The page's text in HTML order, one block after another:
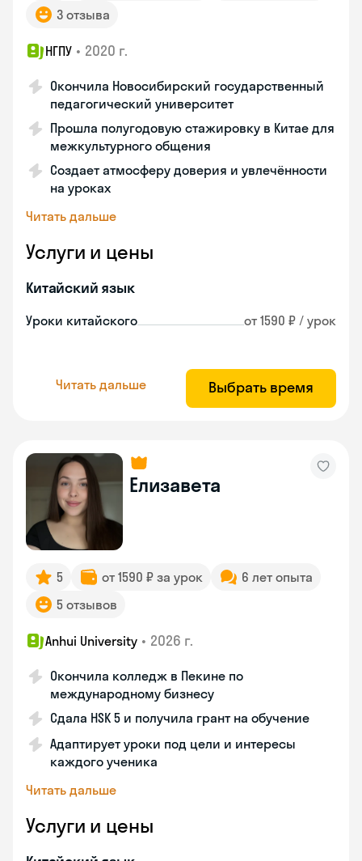
3 отзыва
НГПУ • 2020 г.
Окончила Новосибирский государственный
педагогический университет
Прошла полугодовую стажировку в Китае для
межкультурного общения
Создает атмосферу доверия и увлечённости
на уроках
Читать дальше
Услуги и цены
Китайский язык
Уроки китайского от 1590 ₽ / урок
Читать дальше Выбрать время
Елизавета
5 от 1590 ₽ за урок
6 лет опыта
5 отзывов
Anhui University • 2026 г.
Окончила колледж в Пекине по
международному бизнесу
Сдала HSK 5 и получила грант на обучение
Адаптирует уроки под цели и интересы
каждого ученика
Читать дальше
Услуги и цены